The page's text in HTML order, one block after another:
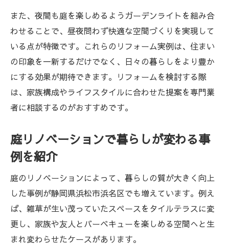
また、夜間も庭を楽しめるようガーデンライトを組み合
わせることで、昼夜問わず快適な空間づくりを実現して
いる点が特徴です。これらのリフォーム実例は、住まい
の印象を一新するだけでなく、日々の暮らしをより豊か
にする効果が期待できます。リフォームを検討する際
は、家族構成やライフスタイルに合わせた提案を専門業
者に相談するのがおすすめです。
庭リノベーションで暮らしが変わる事
例を紹介
庭のリノベーションによって、暮らしの質が大きく向上
した事例が静岡県浜松市浜名区でも増えています。例え
ば、雑草が生い茂っていたスペースをタイルテラスに変
更し、家族や友人とバーベキューを楽しめる空間へと生
まれ変わらせたケースがあります。